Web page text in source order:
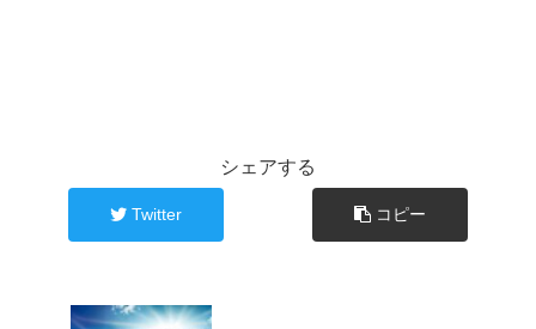
シェアする
Twitter コピー